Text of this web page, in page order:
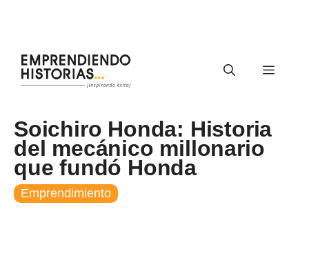
contenido
Menú
Soichiro Honda: Historia
del mecánico millonario
que fundó Honda
Emprendimiento